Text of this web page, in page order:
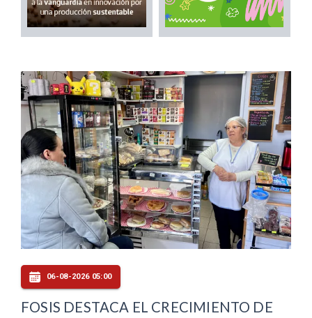
06-08-2026 05:00
FOSIS DESTACA EL CRECIMIENTO DE